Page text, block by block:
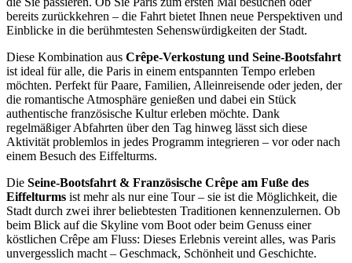
bereits zurückkehren – die Fahrt bietet Ihnen neue Perspektiven und
Einblicke in die berühmtesten Sehenswürdigkeiten der Stadt.
Diese Kombination aus Crêpe-Verkostung und Seine-Bootsfahrt
ist ideal für alle, die Paris in einem entspannten Tempo erleben
möchten. Perfekt für Paare, Familien, Alleinreisende oder jeden, der
die romantische Atmosphäre genießen und dabei ein Stück
authentische französische Kultur erleben möchte. Dank
regelmäßiger Abfahrten über den Tag hinweg lässt sich diese
Aktivität problemlos in jedes Programm integrieren – vor oder nach
einem Besuch des Eiffelturms.
Die Seine-Bootsfahrt & Französische Crêpe am Fuße des
Eiffelturms ist mehr als nur eine Tour – sie ist die Möglichkeit, die
Stadt durch zwei ihrer beliebtesten Traditionen kennenzulernen. Ob
beim Blick auf die Skyline vom Boot oder beim Genuss einer
köstlichen Crêpe am Fluss: Dieses Erlebnis vereint alles, was Paris
unvergesslich macht – Geschmack, Schönheit und Geschichte.